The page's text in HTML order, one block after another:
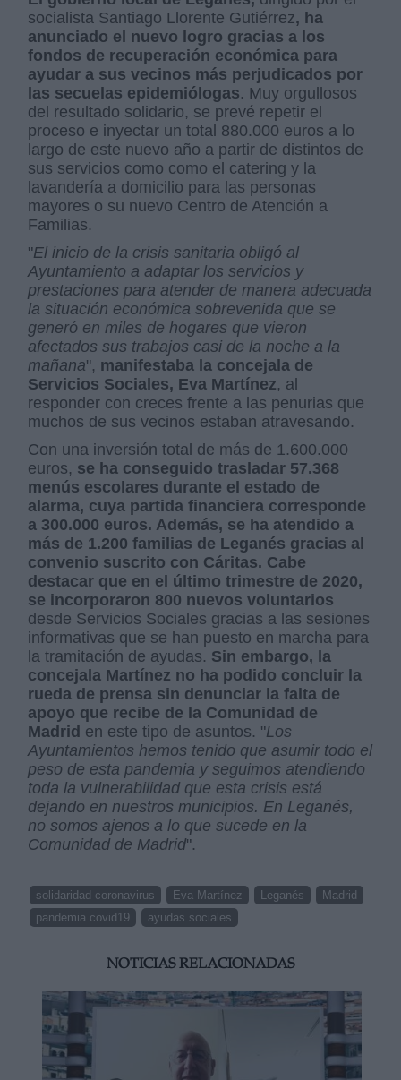
socialista Santiago Llorente Gutiérrez, ha
anunciado el nuevo logro gracias a los
fondos de recuperación económica para
ayudar a sus vecinos más perjudicados por
las secuelas epidemiólogas. Muy orgullosos
del resultado solidario, se prevé repetir el
proceso e inyectar un total 880.000 euros a lo
largo de este nuevo año a partir de distintos de
sus servicios como como el catering y la
lavandería a domicilio para las personas
mayores o su nuevo Centro de Atención a
Familias.
"El inicio de la crisis sanitaria obligó al
Ayuntamiento a adaptar los servicios y
prestaciones para atender de manera adecuada
la situación económica sobrevenida que se
generó en miles de hogares que vieron
afectados sus trabajos casi de la noche a la
mañana", manifestaba la concejala de
Servicios Sociales, Eva Martínez, al
responder con creces frente a las penurias que
muchos de sus vecinos estaban atravesando.
Con una inversión total de más de 1.600.000
euros, se ha conseguido trasladar 57.368
menús escolares durante el estado de
alarma, cuya partida financiera corresponde
a 300.000 euros. Además, se ha atendido a
más de 1.200 familias de Leganés gracias al
convenio suscrito con Cáritas. Cabe
destacar que en el último trimestre de 2020,
se incorporaron 800 nuevos voluntarios
desde Servicios Sociales gracias a las sesiones
informativas que se han puesto en marcha para
la tramitación de ayudas. Sin embargo, la
concejala Martínez no ha podido concluir la
rueda de prensa sin denunciar la falta de
apoyo que recibe de la Comunidad de
Madrid en este tipo de asuntos. "Los
Ayuntamientos hemos tenido que asumir todo el
peso de esta pandemia y seguimos atendiendo
toda la vulnerabilidad que esta crisis está
dejando en nuestros municipios. En Leganés,
no somos ajenos a lo que sucede en la
Comunidad de Madrid".
solidaridad coronavirus Eva Martínez Leganés
Madrid
pandemia covid19
ayudas sociales
NOTICIAS RELACIONADAS